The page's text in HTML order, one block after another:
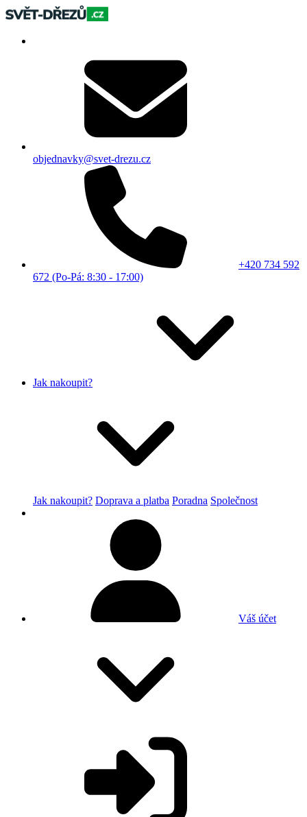
objednavky@svet-drezu.cz
+420 734 592
672 (Po-Pá: 8:30 - 17:00)
Jak nakoupit?
Jak nakoupit? Doprava a platba Poradna Společnost
Váš účet